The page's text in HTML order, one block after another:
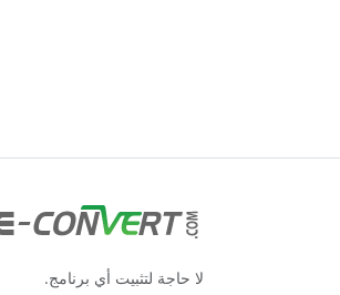
لا حاجة لتثبيت أي برنامج.